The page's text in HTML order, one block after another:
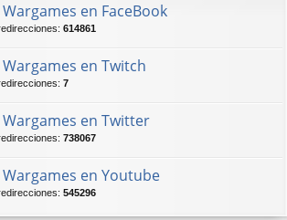
Wargames en FaceBook
614861
Wargames en Twitch
7
Wargames en Twitter
738067
Wargames en Youtube
545296